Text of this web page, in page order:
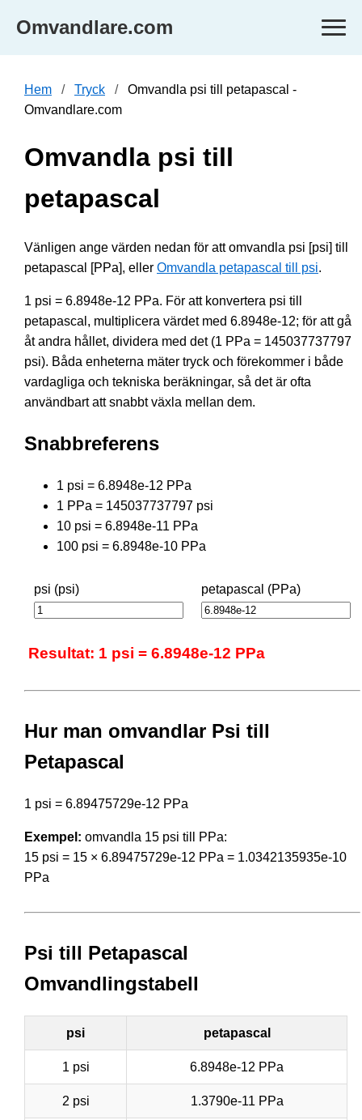
Omvandlare.com
Hem Tryck
Omvandla psi till petapascal -
Omvandlare.com
Omvandla psi till
petapascal
Vänligen ange värden nedan för att omvandla psi [psi] till
petapascal [PPa], eller Omvandla petapascal till psi.
1 psi = 6.8948e-12 PPa. För att konvertera psi till
petapascal, multiplicera värdet med 6.8948e-12; för att gå
åt andra hållet, dividera med det (1 PPa = 145037737797
psi). Båda enheterna mäter tryck och förekommer i både
vardagliga och tekniska beräkningar, så det är ofta
användbart att snabbt växla mellan dem.
Snabbreferens
1 psi = 6.8948e-12 PPa
1 PPa = 145037737797 psi
10 psi = 6.8948e-11 PPa
100 psi = 6.8948e-10 PPa
psi (psi) petapascal (PPa)
Resultat: 1 psi = 6.8948e-12 PPa
Hur man omvandlar Psi till
Petapascal
1 psi = 6.89475729e-12 PPa
Exempel: omvandla 15 psi till PPa:
15 psi = 15 × 6.89475729e-12 PPa = 1.0342135935e-10
PPa
Psi till Petapascal
Omvandlingstabell
psi petapascal
1 psi 6.8948e-12 PPa
2 psi 1.3790e-11 PPa